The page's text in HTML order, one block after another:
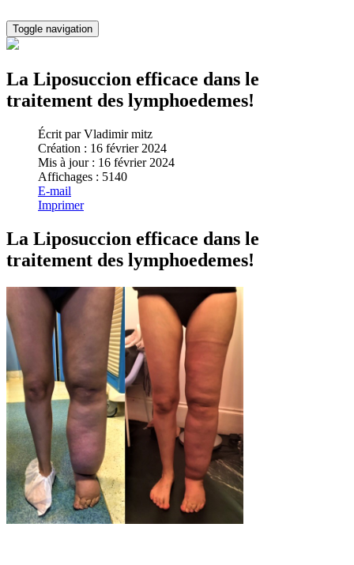
Toggle navigation
La Liposuccion efficace dans le
traitement des lymphoedemes!
Écrit parVladimir mitz
Création : 16 février 2024
Mis à jour : 16 février 2024
Affichages : 5140
E-mail
Imprimer
La Liposuccion efficace dans le
traitement des lymphoedemes!